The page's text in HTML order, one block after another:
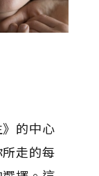
的中心
走的每